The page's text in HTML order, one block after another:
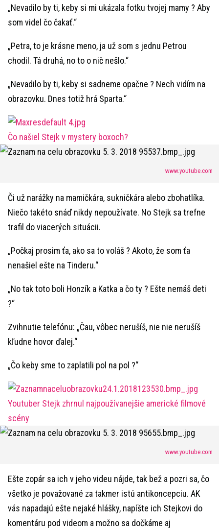
„Nevadilo by ti, keby si mi ukázala fotku tvojej mamy ? Aby
som videl čo čakať.“
„Petra, to je krásne meno, ja už som s jednu Petrou
chodil. Tá druhá, no to o nič nešlo.“
„Nevadilo by ti, keby si sadneme opačne ? Nech vidím na
obrazovku. Dnes totiž hrá Sparta.“
Čo našiel Stejk v mystery boxoch?
www.youtube.com
Či už narážky na mamičkára, sukničkára alebo zbohatlíka.
Niečo takéto snáď nikdy nepoužívate. No Stejk sa trefne
trafil do viacerých situácii.
„Počkaj prosim ťa, ako sa to voláš ? Akoto, že som ťa
nenašiel ešte na Tinderu.“
„No tak toto boli Honzík a Katka a čo ty ? Ešte nemáš deti
?“
Zvihnutie telefónu: „Čau, vôbec nerušíš, nie nie nerušíš
kľudne hovor ďalej.“
„Čo keby sme to zaplatili pol na pol ?“
Youtuber Stejk zhrnul najpoužívanejšie americké filmové
scény
www.youtube.com
Ešte zopár sa ich v jeho videu nájde, tak bež a pozri sa, čo
všetko je považované za takmer istú antikoncepciu. AK
vás napadajú ešte nejaké hlášky, napíšte ich Stejkovi do
komentáru pod videom a možno sa dočkáme aj